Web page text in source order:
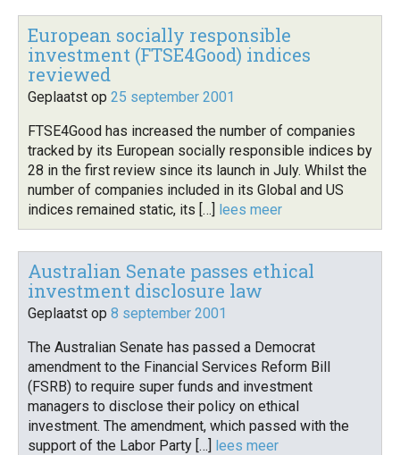
European socially responsible
investment (FTSE4Good) indices
reviewed
Geplaatst op 25 september 2001
FTSE4Good has increased the number of companies
tracked by its European socially responsible indices by
28 in the first review since its launch in July. Whilst the
number of companies included in its Global and US
indices remained static, its […] lees meer
Australian Senate passes ethical
investment disclosure law
Geplaatst op 8 september 2001
The Australian Senate has passed a Democrat
amendment to the Financial Services Reform Bill
(FSRB) to require super funds and investment
managers to disclose their policy on ethical
investment. The amendment, which passed with the
support of the Labor Party […] lees meer